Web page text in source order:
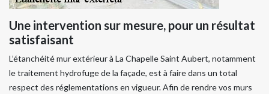
Une intervention sur mesure, pour un résultat
satisfaisant
L’étanchéité mur extérieur à La Chapelle Saint Aubert, notamment
le traitement hydrofuge de la façade, est à faire dans un total
respect des réglementations en vigueur. Afin de rendre vos murs